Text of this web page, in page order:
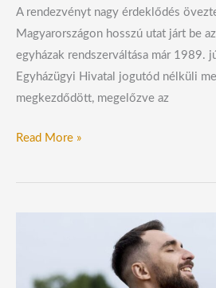
A rendezvényt nagy érdeklődés
Magyarországon hosszú utat járt be
egyházak rendszerváltása már 1989.
Egyházügyi Hivatal jogutód nélküli
megkezdődött, megelőzve az
Read More »